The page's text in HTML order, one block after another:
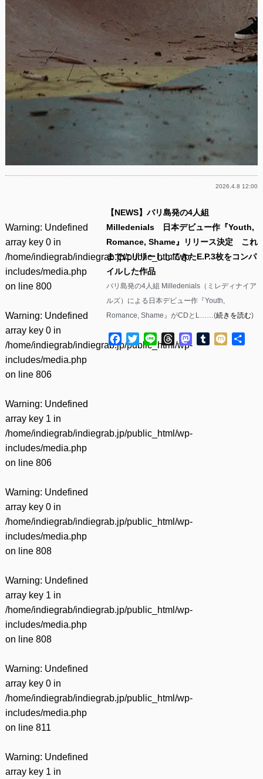
2026.4.8 12:00
Warning: Undefined
array key 0 in
/home/indiegrab/indiegrab.jp/public_html/wp-
includes/media.php
on line 800
Warning: Undefined
array key 0 in
/home/indiegrab/indiegrab.jp/public_html/wp-
includes/media.php
on line 806
Warning: Undefined
array key 1 in
/home/indiegrab/indiegrab.jp/public_html/wp-
includes/media.php
on line 806
Warning: Undefined
array key 0 in
/home/indiegrab/indiegrab.jp/public_html/wp-
includes/media.php
on line 808
Warning: Undefined
array key 1 in
/home/indiegrab/indiegrab.jp/public_html/wp-
includes/media.php
on line 808
Warning: Undefined
array key 0 in
/home/indiegrab/indiegrab.jp/public_html/wp-
includes/media.php
on line 811
Warning: Undefined
array key 1 in
【NEWS】バリ島発の4人組
Milledenials 日本デビュー作『Youth,
Romance, Shame』リリース決定 これ
までにリリーししてきたE.P.3枚をコンパ
イルした作品
バリ島発の4人組 Milledenials（ミレディナイア
ルズ）による日本デビュー作『Youth,
Romance, Shame』がCDとL……(続きを読む)
Facebook
TwitterLine ThreadsMastodon
Tumblr
Mixi